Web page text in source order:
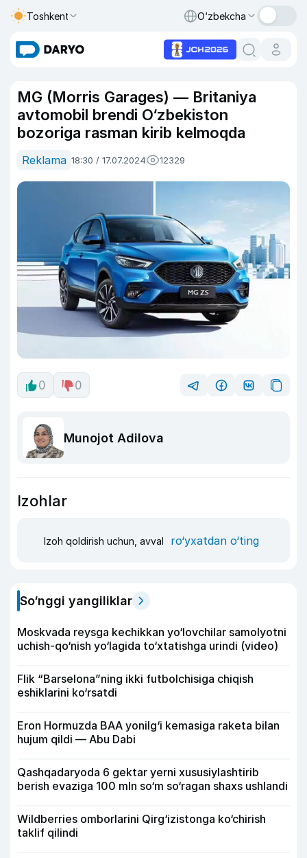
Toshkent O‘zbekcha
MG (Morris Garages) — Britaniya
avtomobil brendi O‘zbekiston
bozoriga rasman kirib kelmoqda
Reklama 18:30 / 17.07.2024 12329
0 0
Munojot Adilova
Izohlar
Izoh qoldirish uchun, avval ro‘yxatdan o‘ting
So‘nggi yangiliklar
Moskvada reysga kechikkan yo‘lovchilar samolyotni
uchish-qo‘nish yo‘lagida to‘xtatishga urindi (video)
Flik “Barselona”ning ikki futbolchisiga chiqish
eshiklarini ko‘rsatdi
Eron Hormuzda BAA yonilg‘i kemasiga raketa bilan
hujum qildi — Abu Dabi
Qashqadaryoda 6 gektar yerni xususiylashtirib
berish evaziga 100 mln so‘m so‘ragan shaxs ushlandi
Wildberries omborlarini Qirg‘izistonga ko‘chirish
taklif qilindi